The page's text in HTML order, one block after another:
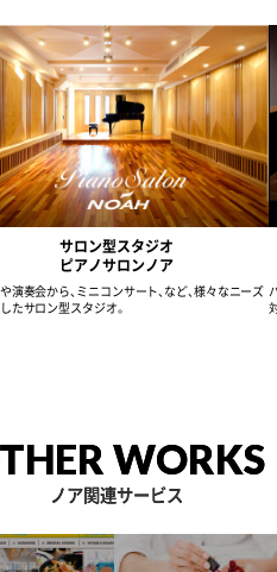
サロン型スタジオ
ピアノサロンノア
演奏会から、ミニコンサート、など、様々なニーズ
たサロン型スタジオ。
WORKS
ノア関連サービス